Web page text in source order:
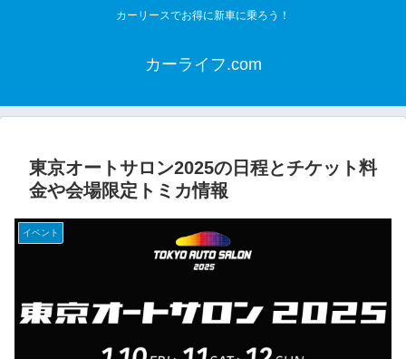
カーリースでお得に新車に乗ろう！
カーライフ.com
東京オートサロン2025の日程とチケット料
金や会場限定トミカ情報
イベント